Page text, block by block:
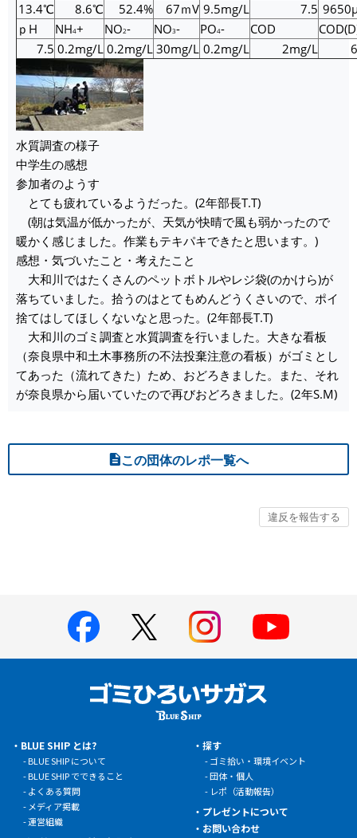
13.4℃
8.6℃ 52.4% 67ｍV 9.5mg/L 7.5
ｐH
NH4+ NO2- NO3- PO4- COD
7.5 0.2mg/L 0.2mg/L 30mg/L 0.2mg/L 2mg/L
水質調査の様子
中学生の感想
参加者のようす
とても疲れているようだった。(2年部長T.T)
(朝は気温が低かったが、天気が快晴で風も弱かったので
暖かく感じました。作業もテキパキできたと思います。)
感想・気づいたこと・考えたこと
大和川ではたくさんのペットボトルやレジ袋(のかけら)が
落ちていました。拾うのはとてもめんどうくさいので、ポイ
捨てはしてほしくないなと思った。(2年部長T.T)
大和川のゴミ調査と水質調査を行いました。大きな看板
（奈良県中和土木事務所の不法投棄注意の看板）がゴミとし
てあった（流れてきた）ため、おどろきました。また、それ
が奈良県から届いていたので再びおどろきました。(2年S.M)
この団体のレポ一覧へ
BLUE SHIP とは?
BLUE SHIP について
BLUE SHIP でできること
よくある質問
メディア掲載
運営組織
探す
ゴミ拾い・環境イベント
団体・個人
レポ（活動報告）
プレゼントについて
お問い合わせ